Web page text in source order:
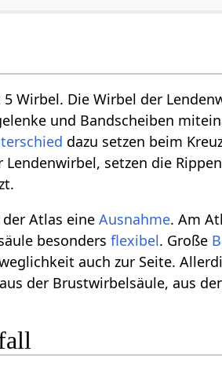
Wirbel. Die Wirbel der
und Bandscheiben
dazu setzen beim
setzen die
der Atlas eineAusnahme. Am
besondersflexibel. Große
auch zur Seite.
der Brustwirbelsäule, aus